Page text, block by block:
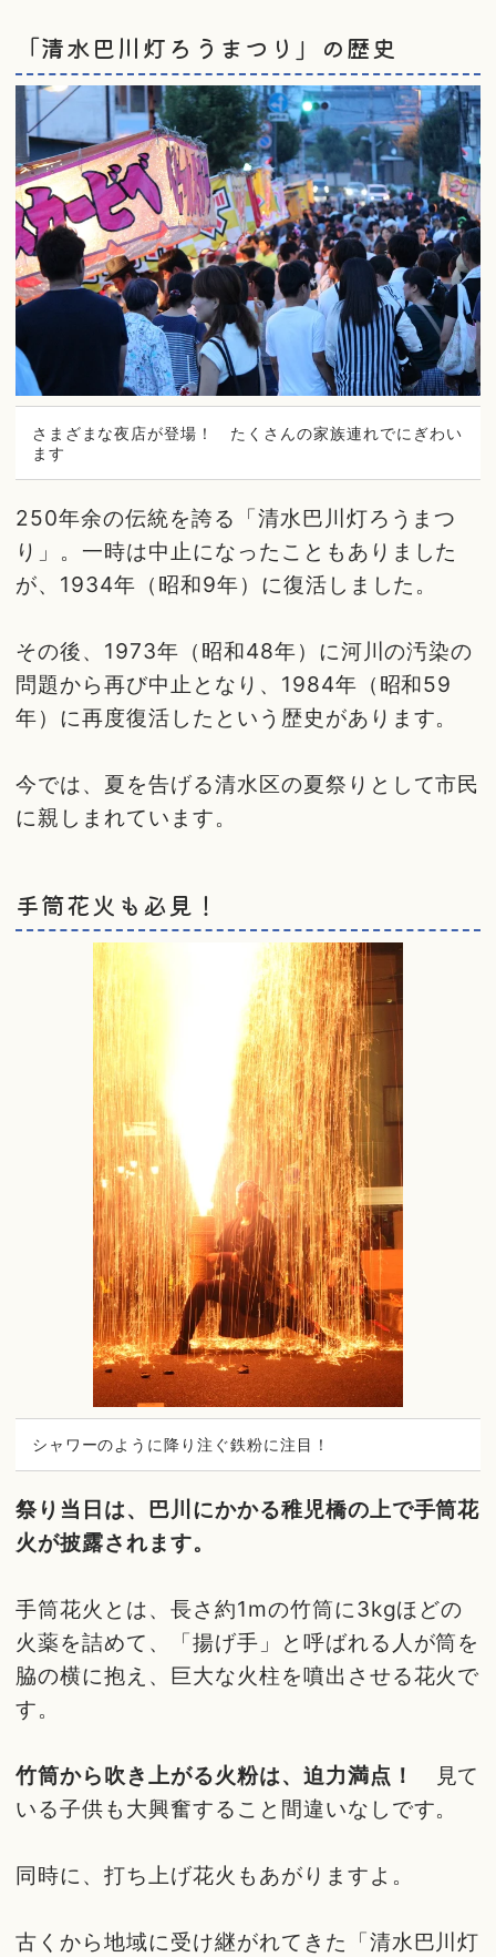
「清水巴川灯ろうまつり」の歴史
さまざまな夜店が登場！ たくさんの家族連れでにぎわい
ます
250年余の伝統を誇る「清水巴川灯ろうまつ
り」。一時は中止になったこともありました
が、1934年（昭和9年）に復活しました。
その後、1973年（昭和48年）に河川の汚染の
問題から再び中止となり、1984年（昭和59
年）に再度復活したという歴史があります。
今では、夏を告げる清水区の夏祭りとして市民
に親しまれています。
手筒花火も必見！
シャワーのように降り注ぐ鉄粉に注目！
祭り当日は、巴川にかかる稚児橋の上で手筒花
火が披露されます。
手筒花火とは、長さ約1mの竹筒に3kgほどの
火薬を詰めて、「揚げ手」と呼ばれる人が筒を
脇の横に抱え、巨大な火柱を噴出させる花火で
す。
竹筒から吹き上がる火粉は、迫力満点！
見て
いる子供も大興奮すること間違いなしです。
同時に、打ち上げ花火もあがりますよ。
古くから地域に受け継がれてきた「清水巴川灯